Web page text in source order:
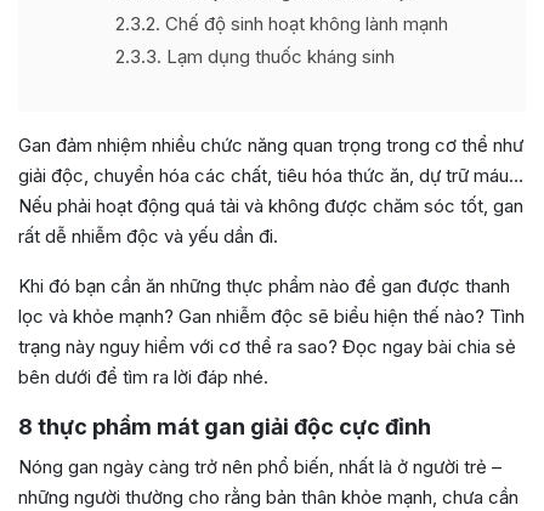
2.3.2 Chế độ sinh hoạt không lành mạnh
2.3.3 Lạm dụng thuốc kháng sinh
Gan đảm nhiệm nhiều chức năng quan trọng trong cơ thể như
giải độc, chuyển hóa các chất, tiêu hóa thức ăn, dự trữ máu…
Nếu phải hoạt động quá tải và không được chăm sóc tốt, gan
rất dễ nhiễm độc và yếu dần đi.
Khi đó bạn cần ăn những thực phẩm nào để gan được thanh
lọc và khỏe mạnh? Gan nhiễm độc sẽ biểu hiện thế nào? Tình
trạng này nguy hiểm với cơ thể ra sao? Đọc ngay bài chia sẻ
bên dưới để tìm ra lời đáp nhé.
8 thực phẩm mát gan giải độc cực đỉnh
Nóng gan ngày càng trở nên phổ biến, nhất là ở người trẻ –
những người thường cho rằng bản thân khỏe mạnh, chưa cần